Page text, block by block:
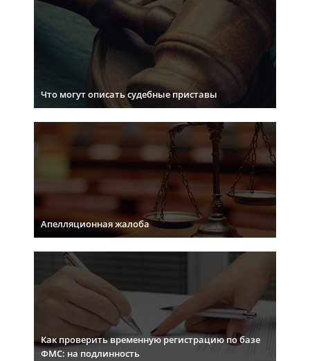
Что могут описать судебные приставы
Апелляционная жалоба
Как проверить временную регистрацию по базе
ФМС: на подлинность